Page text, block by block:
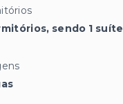
sendo 1 suíte